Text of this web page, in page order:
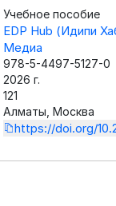
Учебное пособие
EDP Hub (Идипи
Медиа
978-5-4497-5127-0
2026 г.
121
Алматы, Москва
https://doi.org/